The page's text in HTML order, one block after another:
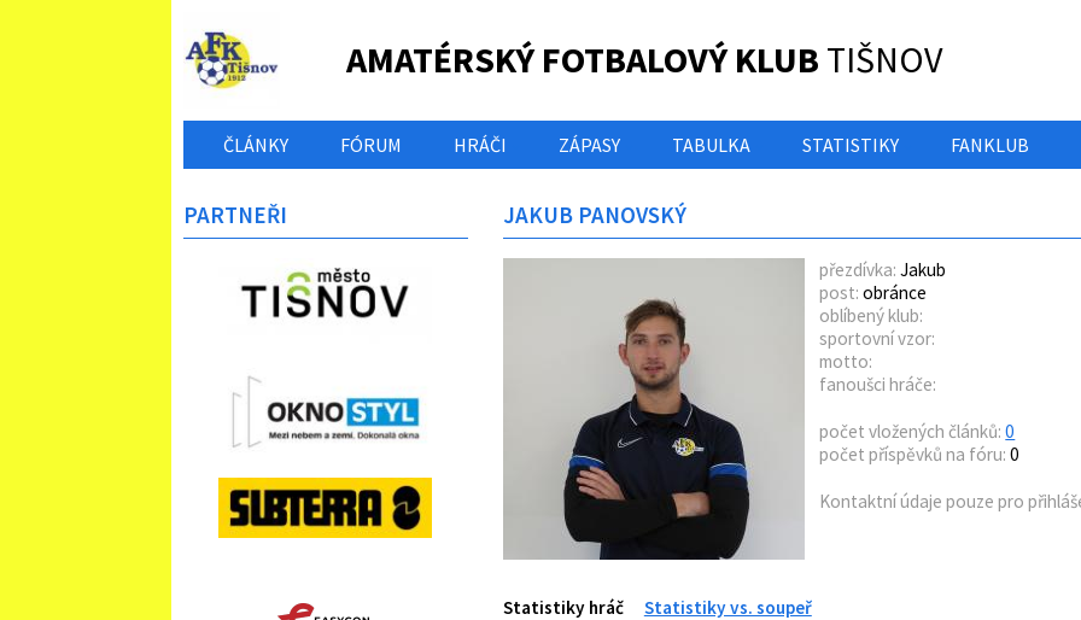
AMATÉRSKÝ FOTBALOVÝ KLUB TIŠNOV
ČLÁNKY FÓRUM HRÁČI ZÁPASY TABULKA STATISTIKY FANKLUB
JAKUB PANOVSKÝ
přezdívka: Jakub
post: obránce
oblíbený klub:
sportovní vzor:
motto:
fanoušci hráče:
počet vložených článků: 0
počet příspěvků na fóru: 0
Kontaktní údaje pouze pro
Statistiky hráč Statistiky vs. soupeř
PARTNEŘI